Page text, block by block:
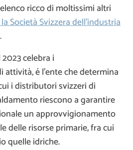
ricco di moltissimi altri
la Società Svizzera dell’industria
.
celebra i
attività, é l’ente che determina
i distributori svizzeri di
riescono a garantire
un approvvigionamento
delle risorse primarie, fra cui
quelle idriche.